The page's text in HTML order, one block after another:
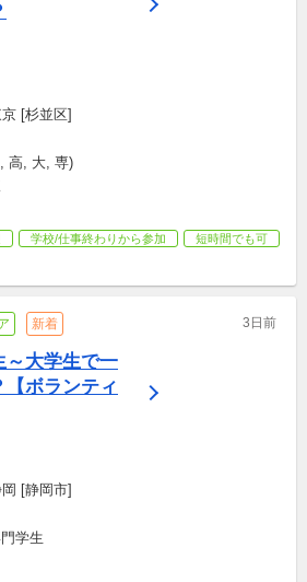
[杉並区]
高, 大, 専)
学校/仕事終わりから参加
短時間でも可
新着 3日前
～大学生で一
ボランティ
[静岡市]
学生